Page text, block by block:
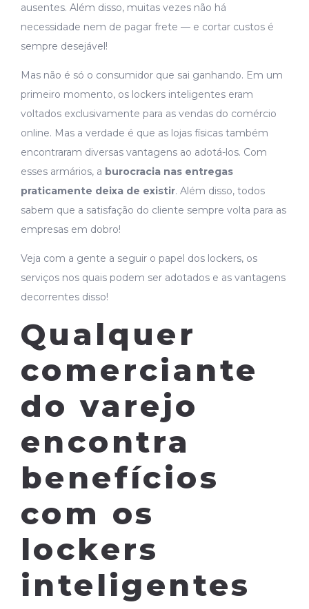
ausentes. Além disso, muitas vezes não há
necessidade nem de pagar frete — e cortar custos é
sempre desejável!
Mas não é só o consumidor que sai ganhando. Em um
primeiro momento, os lockers inteligentes eram
voltados exclusivamente para as vendas do comércio
online. Mas a verdade é que as lojas físicas também
encontraram diversas vantagens ao adotá-los. Com
esses armários, a burocracia nas entregas
praticamente deixa de existir. Além disso, todos
sabem que a satisfação do cliente sempre volta para as
empresas em dobro!
Veja com a gente a seguir o papel dos lockers, os
serviços nos quais podem ser adotados e as vantagens
decorrentes disso!
Qualquer
comerciante
do varejo
encontra
benefícios
com os
lockers
inteligentes